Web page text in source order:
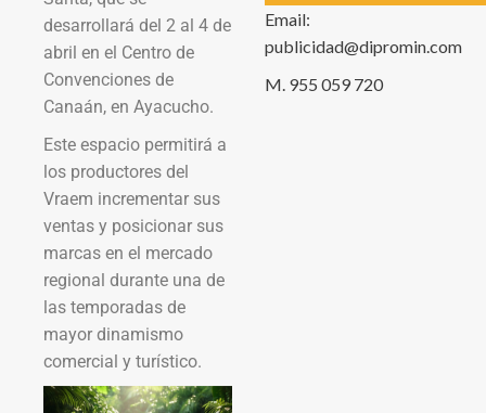
desarrollará del 2 al 4 de
abril en el Centro de
Convenciones de
Canaán, en Ayacucho.
Este espacio permitirá a
los productores del
Vraem incrementar sus
ventas y posicionar sus
marcas en el mercado
regional durante una de
las temporadas de
mayor dinamismo
comercial y turístico.
Email:
publicidad@dipromin.com
M. 955 059 720